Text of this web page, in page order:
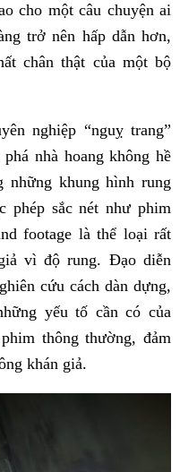
cho một câu chuyện ai
trở nên hấp dẫn hơn,
chân thật của một bộ
nghiệp “nguỵ trang”
nhà hoang không hề
khung hình rung
phép sắc nét như phim
footage là thể loại rất
vì độ rung. Đạo diễn
cứu cách dàn dựng,
yếu tố cần có của
thông thường, đảm
khán giả.